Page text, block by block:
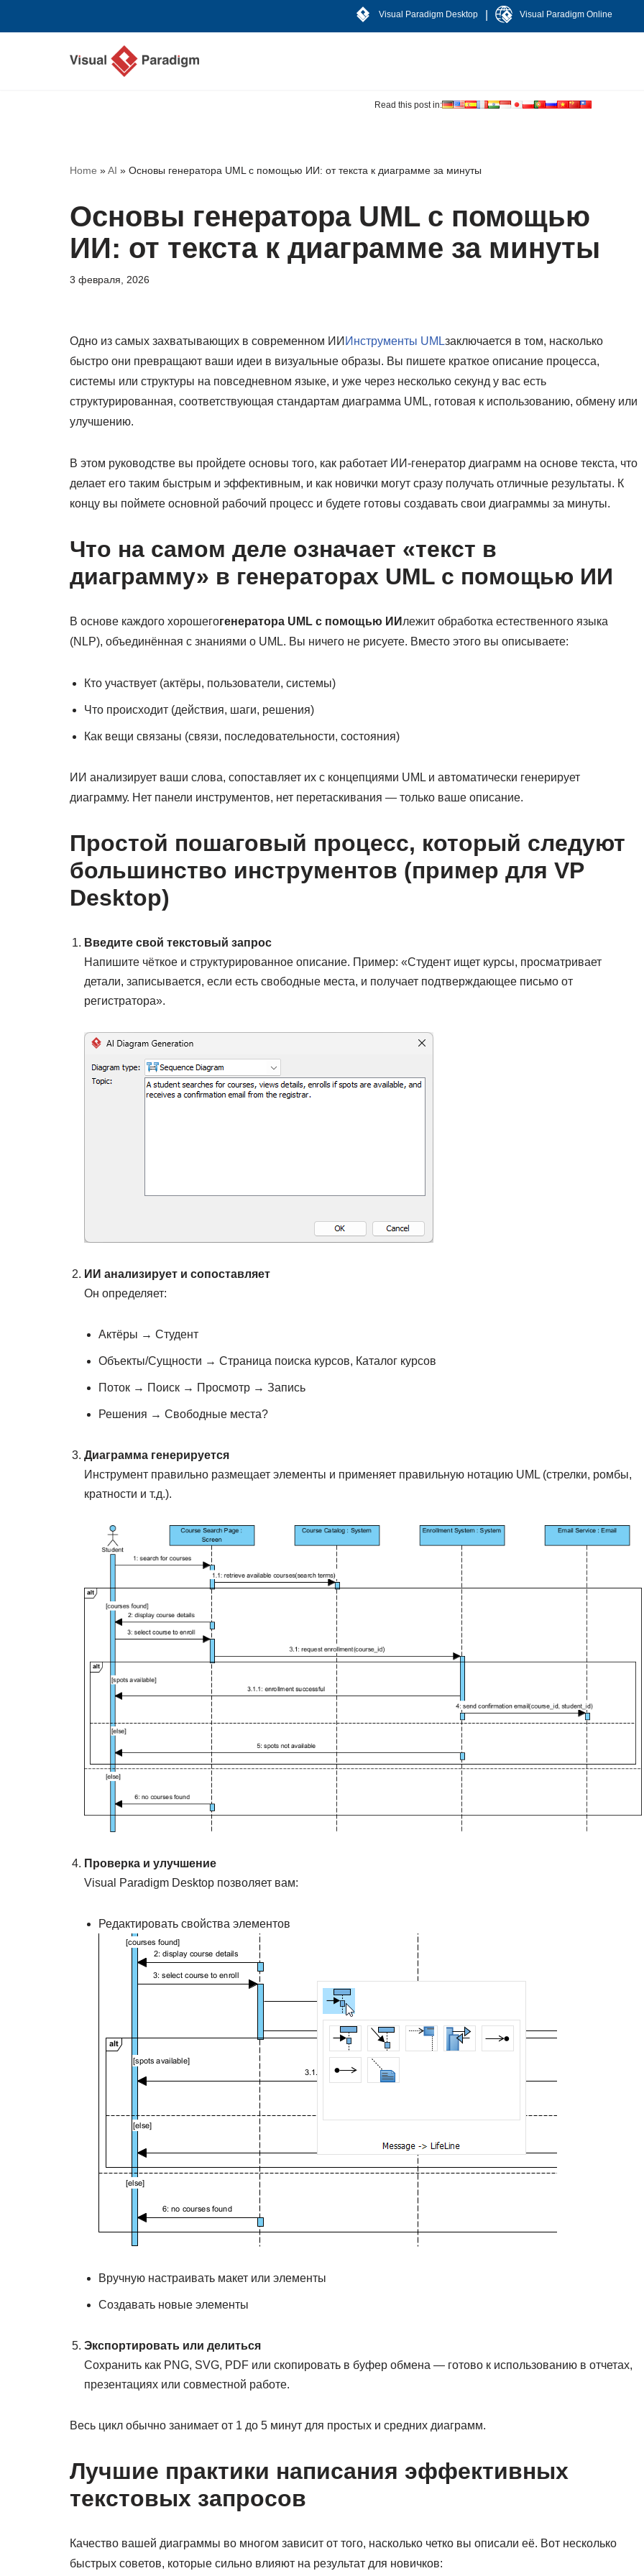
Visual Paradigm Desktop Visual Paradigm Online
Read this post in:
Home »AI » Основы генератора UML с помощью ИИ: от текста к диаграмме за минуты
Основы генератора UML с помощью
ИИ: от текста к диаграмме за минуты
3 февраля, 2026
Одно из самых захватывающих в современном ИИ Инструменты UMLзаключается в том, насколько
быстро они превращают ваши идеи в визуальные образы. Вы пишете краткое описание процесса,
системы или структуры на повседневном языке, и уже через несколько секунд у вас есть
структурированная, соответствующая стандартам диаграмма UML, готовая к использованию, обмену или
улучшению.
В этом руководстве вы пройдете основы того, как работает ИИ-генератор диаграмм на основе текста, что
делает его таким быстрым и эффективным, и как новички могут сразу получать отличные результаты. К
концу вы поймете основной рабочий процесс и будете готовы создавать свои диаграммы за минуты.
Что на самом деле означает «текст в
диаграмму» в генераторах UML с помощью ИИ
В основе каждого хорошегогенератора UML с помощью ИИ лежит обработка естественного языка
(NLP), объединённая с знаниями о UML. Вы ничего не рисуете. Вместо этого вы описываете:
Кто участвует (актёры, пользователи, системы)
Что происходит (действия, шаги, решения)
Как вещи связаны (связи, последовательности, состояния)
ИИ анализирует ваши слова, сопоставляет их с концепциями UML и автоматически генерирует
диаграмму. Нет панели инструментов, нет перетаскивания — только ваше описание.
Простой пошаговый процесс, который следуют
большинство инструментов (пример для VP
Desktop)
Введите свой текстовый запрос
Напишите чёткое и структурированное описание. Пример: «Студент ищет курсы, просматривает
детали, записывается, если есть свободные места, и получает подтверждающее письмо от
регистратора».
ИИ анализирует и сопоставляет
Он определяет:
Актёры → Студент
Объекты/Сущности → Страница поиска курсов, Каталог курсов
Поток → Поиск → Просмотр → Запись
Решения → Свободные места?
Диаграмма генерируется
Инструмент правильно размещает элементы и применяет правильную нотацию UML (стрелки, ромбы,
кратности и т.д.).
Проверка и улучшение
Visual Paradigm Desktop позволяет вам:
Редактировать свойства элементов
Вручную настраивать макет или элементы
Создавать новые элементы
Экспортировать или делиться
Сохранить как PNG, SVG, PDF или скопировать в буфер обмена — готово к использованию в отчетах,
презентациях или совместной работе.
Весь цикл обычно занимает от 1 до 5 минут для простых и средних диаграмм.
Лучшие практики написания эффективных
текстовых запросов
Качество вашей диаграммы во многом зависит от того, насколько четко вы описали её. Вот несколько
быстрых советов, которые сильно влияют на результат для новичков: